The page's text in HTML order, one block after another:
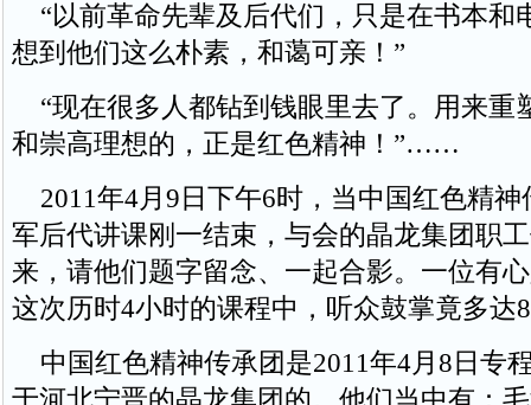
“以前革命先辈及后代们，只是在书本和
想到他们这么朴素，和蔼可亲！”
“现在很多人都钻到钱眼里去了。用来重
和崇高理想的，正是红色精神！”……
2011年4月9日下午6时，当中国红色精神
军后代讲课刚一结束，与会的晶龙集团职
来，请他们题字留念、一起合影。一位有
这次历时4小时的课程中，听众鼓掌竟多达
中国红色精神传承团是2011年4月8日专